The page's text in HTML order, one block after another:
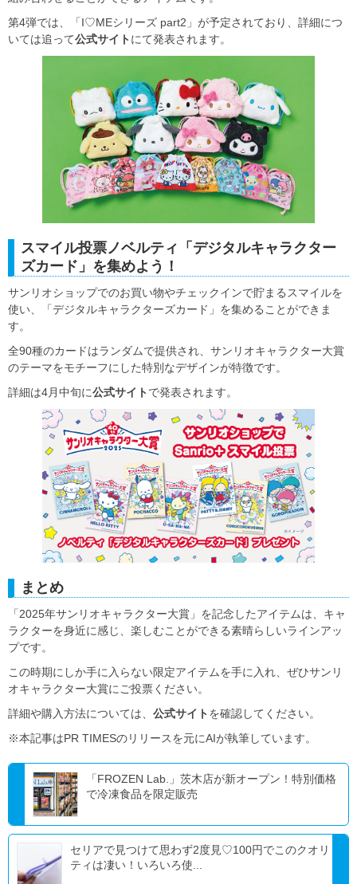
第4弾では、「I♡MEシリーズ part2」が予定されており、詳細につ
いては追って公式サイト にて発表されます。
スマイル投票ノベルティ「デジタルキャラクター
ズカード」を集めよう！
サンリオショップでのお買い物やチェックインで貯まるスマイルを
使い、「デジタルキャラクターズカード」を集めることができま
す。
全90種のカードはランダムで提供され、サンリオキャラクター大賞
のテーマをモチーフにした特別なデザインが特徴です。
詳細は4月中旬に公式サイト で発表されます。
まとめ
「2025年サンリオキャラクター大賞」を記念したアイテムは、キャ
ラクターを身近に感じ、楽しむことができる素晴らしいラインアッ
プです。
この時期にしか手に入らない限定アイテムを手に入れ、ぜひサンリ
オキャラクター大賞にご投票ください。
詳細や購入方法については、 公式サイト を確認してください。
※本記事はPR TIMESのリリースを元にAIが執筆しています。
「FROZEN Lab.」茨木店が新オープン！特別価格
で冷凍食品を限定販売
セリアで見つけて思わず2度見♡100円でこのクオリ
ティは凄い！いろいろ使...